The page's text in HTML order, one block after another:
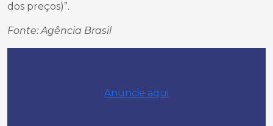
dos preços)”.
Fonte: Agência Brasil
Anuncie aqui